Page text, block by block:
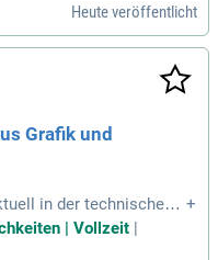
un
Zudem ist die tech
für maßgeschn
Eine strukturierte
von Projektteams
umfasst ein technische
in der industri
besonders im Bereic
Heute veröffentlicht
Grafik und
in der technischen u
und deren
Pos
+
| Vollzeit |